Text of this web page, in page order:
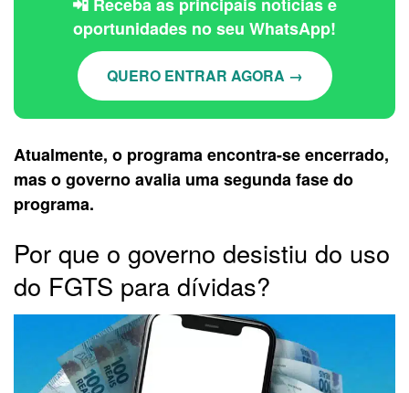
oportunidades no seu WhatsApp!
QUERO ENTRAR AGORA →
Atualmente, o programa encontra-se encerrado,
mas o governo avalia uma segunda fase do
programa.
Por que o governo desistiu do uso
do FGTS para dívidas?